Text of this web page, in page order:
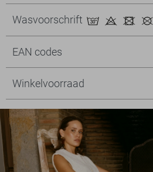
Wasvoorschrift
EAN codes
Winkelvoorraad